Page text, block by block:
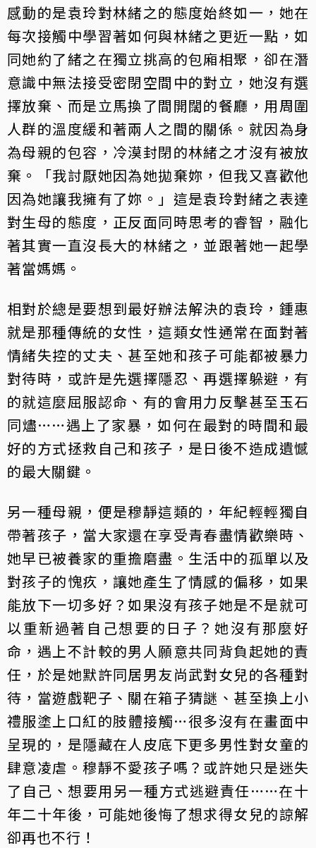
感動的是袁玲對林緒之的態度始終如一，她在
每次接觸中學習著如何與林緒之更近一點，如
同她約了緒之在獨立挑高的包廂相聚，卻在潛
意識中無法接受密閉空間中的對立，她沒有選
擇放棄、而是立馬換了間開闊的餐廳，用周圍
人群的溫度緩和著兩人之間的關係。就因為身
為母親的包容，冷漠封閉的林緒之才沒有被放
棄。「我討厭她因為她拋棄妳，但我又喜歡他
因為她讓我擁有了妳。」這是袁玲對緒之表達
對生母的態度，正反面同時思考的睿智，融化
著其實一直沒長大的林緒之，並跟著她一起學
著當媽媽。
相對於總是要想到最好辦法解決的袁玲，鍾惠
就是那種傳統的女性，這類女性通常在面對著
情緒失控的丈夫、甚至她和孩子可能都被暴力
對待時，或許是先選擇隱忍、再選擇躲避，有
的就這麼屈服認命、有的會用力反擊甚至玉石
同燼……遇上了家暴，如何在最對的時間和最
好的方式拯救自己和孩子，是日後不造成遺憾
的最大關鍵。
另一種母親，便是穆靜這類的，年紀輕輕獨自
帶著孩子，當大家還在享受青春盡情歡樂時、
她早已被養家的重擔磨盡。生活中的孤單以及
對孩子的愧疚，讓她產生了情感的偏移，如果
能放下一切多好？如果沒有孩子她是不是就可
以重新過著自己想要的日子？她沒有那麼好
命，遇上不計較的男人願意共同背負起她的責
任，於是她默許同居男友尚武對女兒的各種對
待，當遊戲靶子、關在箱子猜謎、甚至換上小
禮服塗上口紅的肢體接觸…很多沒有在畫面中
呈現的，是隱藏在人皮底下更多男性對女童的
肆意凌虐。穆靜不愛孩子嗎？或許她只是迷失
了自己、想要用另一種方式逃避責任……在十
年二十年後，可能她後悔了想求得女兒的諒解
卻再也不行！